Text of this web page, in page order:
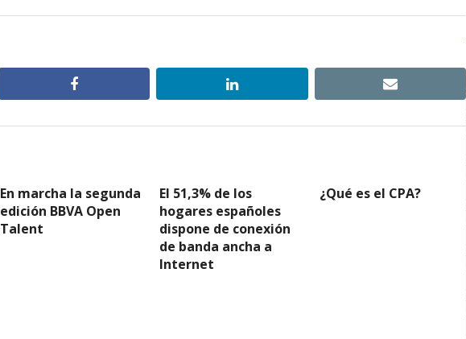
facebook linkedin email
En marcha la segunda
edición BBVA Open
Talent
El 51,3% de los
hogares españoles
dispone de conexión
de banda ancha a
Internet
¿Qué es el CPA?